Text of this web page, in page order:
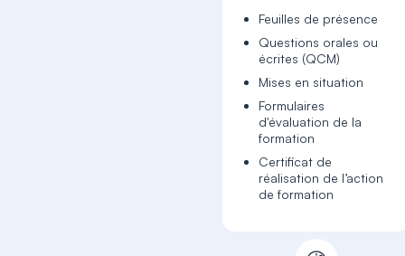
Feuilles de présence
Questions orales ou
écrites (QCM)
Mises en situation
Formulaires
d'évaluation de la
formation
Certificat de
réalisation de l’action
de formation